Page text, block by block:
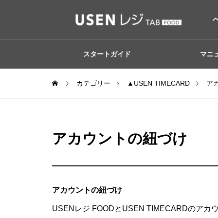
スタートガイド マニ
カテゴリー ▲USEN TIMECARD ア
アカウントの紐づけ
アカウントの紐づけ
USENレジ FOODとUSEN TIMECARDのアカ